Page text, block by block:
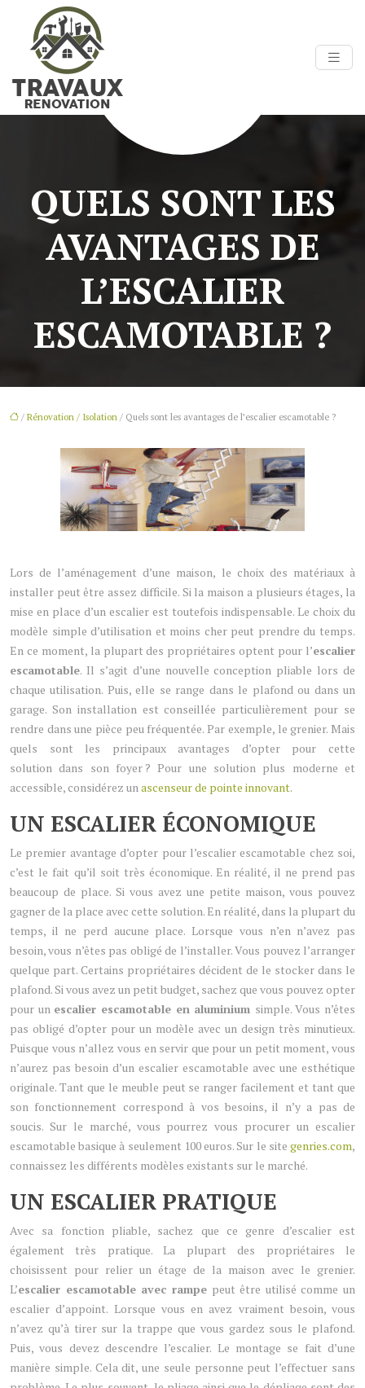
QUELS SONT LES
AVANTAGES DE
L’ESCALIER
ESCAMOTABLE ?
/ Rénovation / Isolation / Quels sont les avantages de l’escalier escamotable ?
Lors de l’aménagement d’une maison, le choix des matériaux à
installer peut être assez difficile. Si la maison a plusieurs étages, la
mise en place d’un escalier est toutefois indispensable. Le choix du
modèle simple d’utilisation et moins cher peut prendre du temps.
En ce moment, la plupart des propriétaires optent pour l’escalier
escamotable. Il s’agit d’une nouvelle conception pliable lors de
chaque utilisation. Puis, elle se range dans le plafond ou dans un
garage. Son installation est conseillée particulièrement pour se
rendre dans une pièce peu fréquentée. Par exemple, le grenier. Mais
quels sont les principaux avantages d’opter pour cette
solution dans son foyer ? Pour une solution plus moderne et
accessible, considérez unascenseur de pointe innovant.
UN ESCALIER ÉCONOMIQUE
Le premier avantage d’opter pour l’escalier escamotable chez soi,
c’est le fait qu’il soit très économique. En réalité, il ne prend pas
beaucoup de place. Si vous avez une petite maison, vous pouvez
gagner de la place avec cette solution. En réalité, dans la plupart du
temps, il ne perd aucune place. Lorsque vous n’en n’avez pas
besoin, vous n’êtes pas obligé de l’installer. Vous pouvez l’arranger
quelque part. Certains propriétaires décident de le stocker dans le
plafond. Si vous avez un petit budget, sachez que vous pouvez opter
pour un escalier escamotable en aluminium simple. Vous n’êtes
pas obligé d’opter pour un modèle avec un design très minutieux.
Puisque vous n’allez vous en servir que pour un petit moment, vous
n’aurez pas besoin d’un escalier escamotable avec une esthétique
originale. Tant que le meuble peut se ranger facilement et tant que
son fonctionnement correspond à vos besoins, il n’y a pas de
soucis. Sur le marché, vous pourrez vous procurer un escalier
escamotable basique à seulement 100 euros. Sur le site genries.com,
connaissez les différents modèles existants sur le marché.
UN ESCALIER PRATIQUE
Avec sa fonction pliable, sachez que ce genre d’escalier est
également très pratique. La plupart des propriétaires le
choisissent pour relier un étage de la maison avec le grenier.
L’escalier escamotable avec rampepeut être utilisé comme un
escalier d’appoint. Lorsque vous en avez vraiment besoin, vous
n’avez qu’à tirer sur la trappe que vous gardez sous le plafond.
Puis, vous devez descendre l’escalier. Le montage se fait d’une
manière simple. Cela dit, une seule personne peut l’effectuer sans